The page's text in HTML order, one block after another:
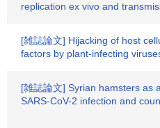
replication ex vivo and
[雑誌論文] Hijacking of host
factors by plant-infecting
[雑誌論文] Syrian hamsters as
SARS-CoV-2 infection and